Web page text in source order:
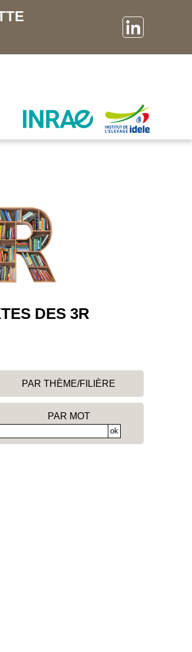
DES 3R
PAR THÈME/FILIÈRE
PAR MOT